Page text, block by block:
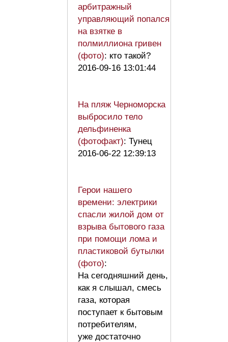
арбитражный
управляющий попался
на взятке в
полмиллиона гривен
(фото): кто такой?
2016-09-16 13:01:44
На пляж Черноморска
выбросило тело
дельфиненка
(фотофакт): Тунец
2016-06-22 12:39:13
Герои нашего
времени: электрики
спасли жилой дом от
взрыва бытового газа
при помощи лома и
пластиковой бутылки
(фото):
На сегодняшний день,
как я слышал, смесь
газа, которая
поступает к бытовым
потребителям,
уже достаточно